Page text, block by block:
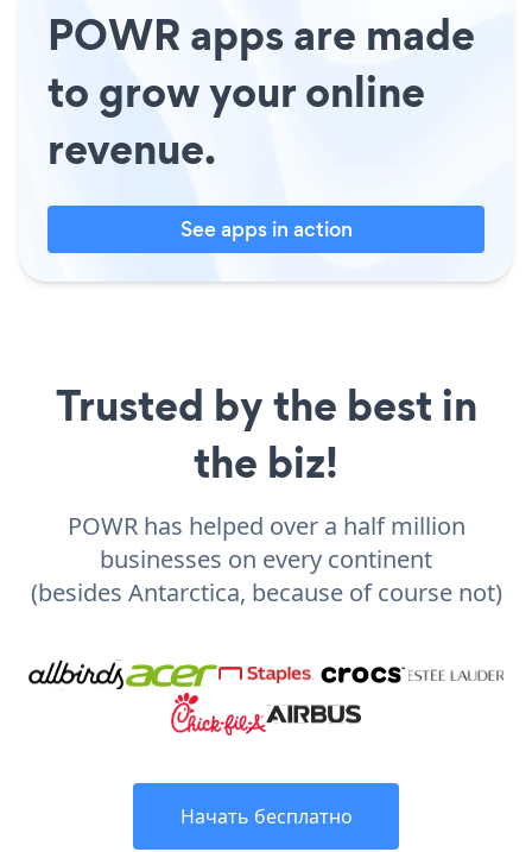
POWR apps are made
to grow your online
revenue.
See apps in action
Trusted by the best in
the biz!
POWR has helped over a half million
businesses on every continent
(besides Antarctica, because of course not)
Начать бесплатно